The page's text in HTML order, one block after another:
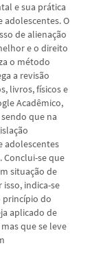
e sua prática
adolescentes. O
de alienação
e o direito
o método
a revisão
livros, físicos e
Acadêmico,
que na
adolescentes
Conclui-se que
situação de
indica-se
princípio do
aplicado de
que se leve